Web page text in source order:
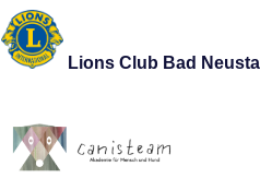
Lions Club Bad